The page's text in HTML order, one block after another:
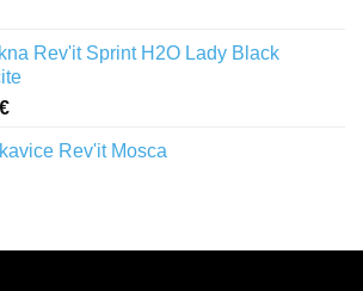
Rev'it Sprint H2O Lady Black
€
Rev'it Mosca